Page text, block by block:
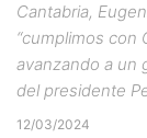
Cantabria,
“cumplimos con
avanzando a un
del presidente
12/03/2024